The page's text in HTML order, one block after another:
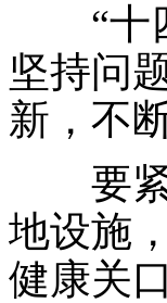
“十四
坚持问
新，不
要紧
地设施
健康关